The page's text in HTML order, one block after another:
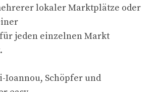
lokaler Marktplätze oder
jeden einzelnen Markt
Ioannou, Schöpfer und